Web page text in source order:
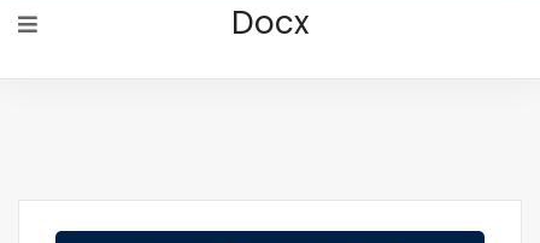
Docx